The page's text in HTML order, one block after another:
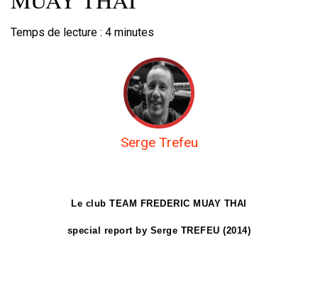
Temps de lecture : 4 minutes
Serge Trefeu
Le club TEAM FREDERIC MUAY THAI
special report by Serge TREFEU (2014)